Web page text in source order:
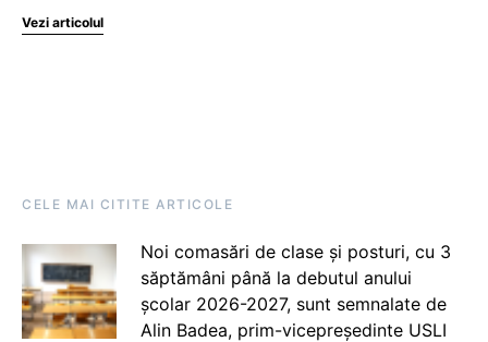
Vezi articolul
CELE MAI CITITE ARTICOLE
Noi comasări de clase și posturi, cu 3
săptămâni până la debutul anului
școlar 2026-2027, sunt semnalate de
Alin Badea, prim-vicepreședinte USLI